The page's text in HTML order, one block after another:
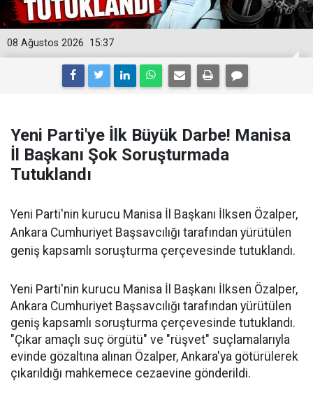
15:37
08 Ağustos 2026
Yeni Parti'ye İlk Büyük Darbe! Manisa
İl Başkanı Şok Soruşturmada
Tutuklandı
Yeni Parti'nin kurucu Manisa İl Başkanı İlksen Özalper,
Ankara Cumhuriyet Başsavcılığı tarafından yürütülen
geniş kapsamlı soruşturma çerçevesinde tutuklandı.
Yeni Parti'nin kurucu Manisa İl Başkanı İlksen Özalper,
Ankara Cumhuriyet Başsavcılığı tarafından yürütülen
geniş kapsamlı soruşturma çerçevesinde tutuklandı.
"Çıkar amaçlı suç örgütü" ve "rüşvet" suçlamalarıyla
evinde gözaltına alınan Özalper, Ankara'ya götürülerek
çıkarıldığı mahkemece cezaevine gönderildi.